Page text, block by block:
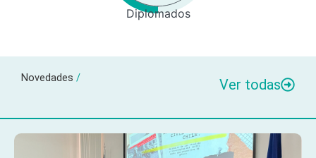
Diplomados
Novedades / Ver todas